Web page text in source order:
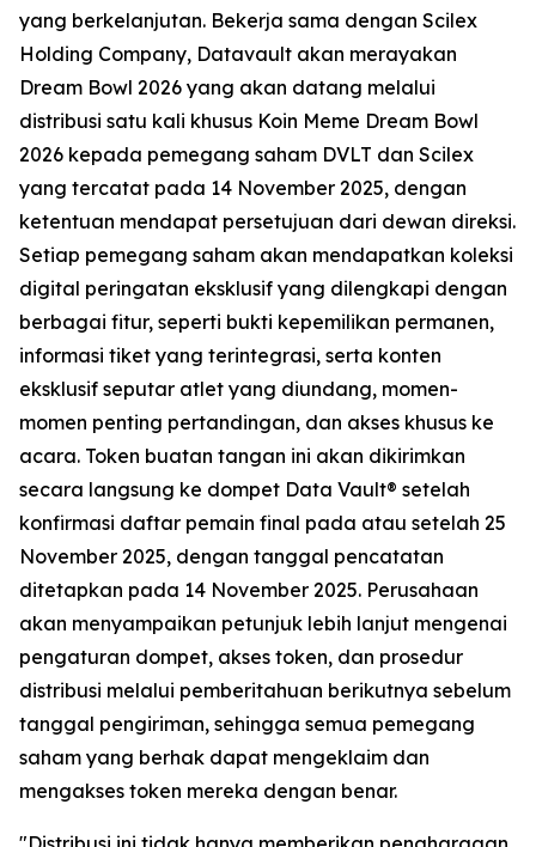
yang berkelanjutan. Bekerja sama dengan Scilex
Holding Company, Datavault akan merayakan
Dream Bowl 2026 yang akan datang melalui
distribusi satu kali khusus Koin Meme Dream Bowl
2026 kepada pemegang saham DVLT dan Scilex
yang tercatat pada 14 November 2025, dengan
ketentuan mendapat persetujuan dari dewan direksi.
Setiap pemegang saham akan mendapatkan koleksi
digital peringatan eksklusif yang dilengkapi dengan
berbagai fitur, seperti bukti kepemilikan permanen,
informasi tiket yang terintegrasi, serta konten
eksklusif seputar atlet yang diundang, momen-
momen penting pertandingan, dan akses khusus ke
acara. Token buatan tangan ini akan dikirimkan
secara langsung ke dompet Data Vault® setelah
konfirmasi daftar pemain final pada atau setelah 25
November 2025, dengan tanggal pencatatan
ditetapkan pada 14 November 2025. Perusahaan
akan menyampaikan petunjuk lebih lanjut mengenai
pengaturan dompet, akses token, dan prosedur
distribusi melalui pemberitahuan berikutnya sebelum
tanggal pengiriman, sehingga semua pemegang
saham yang berhak dapat mengeklaim dan
mengakses token mereka dengan benar.